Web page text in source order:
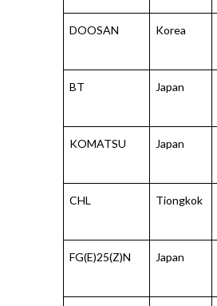
DOOSAN Korea
BT Japan
KOMATSU Japan
CHL Tiongkok
FG(E)25(Z)N Japan